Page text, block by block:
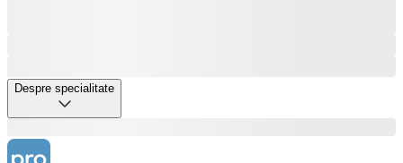
Despre specialitate